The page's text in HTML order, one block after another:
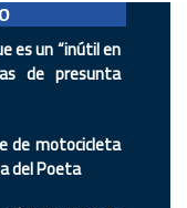
es un “inútil en
de presunta
de motocicleta
del Poeta